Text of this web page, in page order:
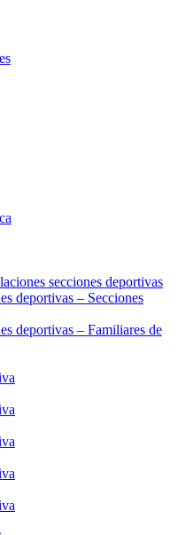
secciones deportivas
deportivas – Secciones
deportivas – Familiares de